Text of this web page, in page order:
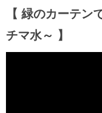
【 緑のカーテン
チマ水～ 】